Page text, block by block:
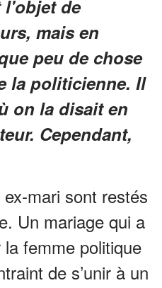
l'objet de
mais en
peu de chose
la politicienne. Il
on la disait en
Cependant,
mari sont restés
Un mariage qui a
femme politique
de s’unir à un